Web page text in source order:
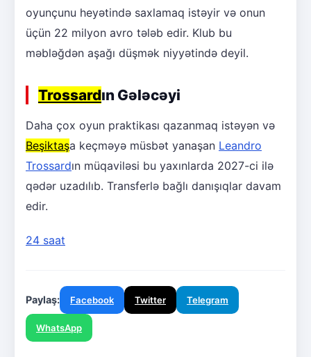
oyunçunu heyətində saxlamaq istəyir və onun
üçün 22 milyon avro tələb edir. Klub bu
məbləğdən aşağı düşmək niyyətində deyil.
Trossardın Gələcəyi
Daha çox oyun praktikası qazanmaq istəyən və
Beşiktaşa keçməyə müsbət yanaşan Leandro
Trossardın müqaviləsi bu yaxınlarda 2027-ci ilə
qədər uzadılıb. Transferlə bağlı danışıqlar davam
edir.
24 saat
Paylaş: Facebook Twitter Telegram
WhatsApp